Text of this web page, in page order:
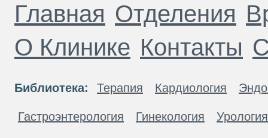
Главная Отделения
О Клинике Контакты
Библиотека: Терапия Кардиология
Гастроэнтерология Гинекология Урология